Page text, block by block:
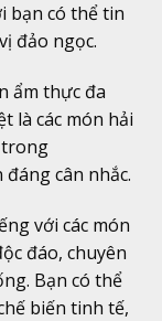
bạn có thể tin
đảo ngọc.
ẩm thực đa
là các món hải
cân nhắc.
với các món
đáo, chuyên
Bạn có thể
biến tinh tế,